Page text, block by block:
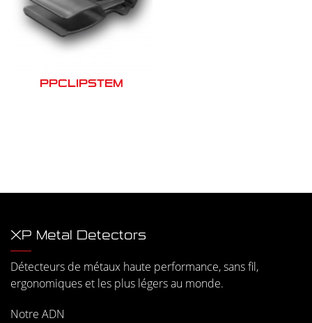
PPCLIPSTEM
XP Metal Detectors
Détecteurs de métaux haute performance, sans fil,
ergonomiques et les plus légers au monde.
Notre ADN